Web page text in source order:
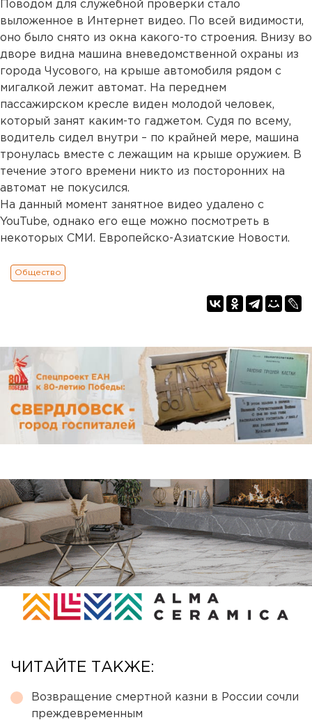
Поводом для служебной проверки стало
выложенное в Интернет видео. По всей видимости,
оно было снято из окна какого-то строения. Внизу во
дворе видна машина вневедомственной охраны из
города Чусового, на крыше автомобиля рядом с
мигалкой лежит автомат. На переднем
пассажирском кресле виден молодой человек,
который занят каким-то гаджетом. Судя по всему,
водитель сидел внутри – по крайней мере, машина
тронулась вместе с лежащим на крыше оружием. В
течение этого времени никто из посторонних на
автомат не покусился.
На данный момент занятное видео удалено с
YouTube, однако его еще можно посмотреть в
некоторых СМИ. Европейско-Азиатские Новости.
Общество
ЧИТАЙТЕ ТАКЖЕ:
Возвращение смертной казни в России сочли
преждевременным